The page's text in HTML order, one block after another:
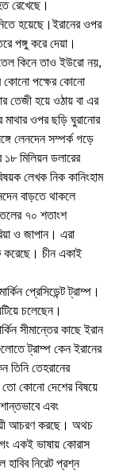
রেখেছে।
হয়েছে।ইরানের ওপর
পঙ্গু করে দেয়া।
কিনে তাও ইউরো নয়,
কোনো পক্ষের কোনো
তেজী হয়ে ওঠায় বা এর
মাথার ওপর ছড়ি ঘুরানোর
লেনদেন সম্পর্ক গড়ে
মিলিয়ন ডলারের
লেখক নিক কানিংহাম
বাড়তে থাকলে
৭০ শতাংশ
ও জাপান। এরা
করেছে। চীন একাই
প্রেসিডেন্ট ট্রাম্প।
চলেছেন।
সীমান্তের কাছে ইরান
ট্রাম্প কেন ইরানের
তেহরানের
তো কোনো দেশের বিষয়ে
এবং
আচরণ করছে। অথচ
একই ভাষায় কোরাস
নিরেট প্রশ্ন